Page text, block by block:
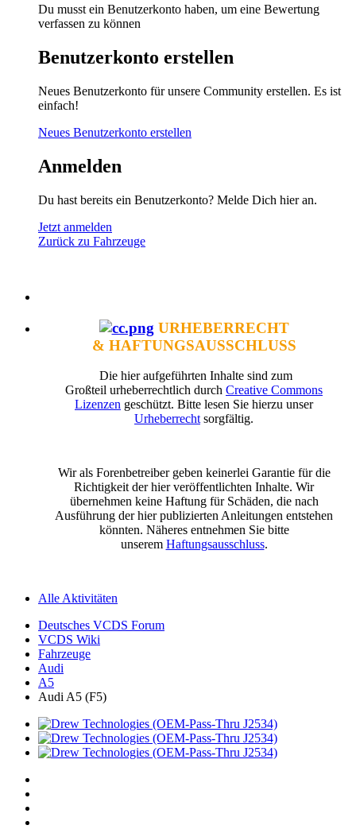
Du musst ein Benutzerkonto haben, um eine Bewertung
verfassen zu können
Benutzerkonto erstellen
Neues Benutzerkonto für unsere Community erstellen. Es ist
einfach!
Neues Benutzerkonto erstellen
Anmelden
Du hast bereits ein Benutzerkonto? Melde Dich hier an.
Jetzt anmelden
Zurück zu Fahrzeuge
URHEBERRECHT
& HAFTUNGSAUSSCHLUSS
Die hier aufgeführten Inhalte sind zum
Großteil urheberrechtlich durch Creative Commons
Lizenzen geschützt. Bitte lesen Sie hierzu unser
Urheberrecht sorgfältig.
Wir als Forenbetreiber geben keinerlei Garantie für die
Richtigkeit der hier veröffentlichten Inhalte. Wir
übernehmen keine Haftung für Schäden, die nach
Ausführung der hier publizierten Anleitungen entstehen
könnten. Näheres entnehmen Sie bitte
unserem Haftungsausschluss.
Alle Aktivitäten
Deutsches VCDS Forum
VCDS Wiki
Fahrzeuge
Audi
A5
Audi A5 (F5)